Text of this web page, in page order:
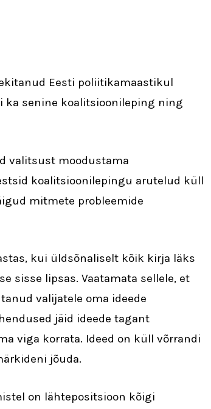
Eesti poliitikamaastikul
senine koalitsioonileping ning
valitsust moodustama
koalitsioonilepingu arutelud küll
mitmete probleemide
kui üldsõnaliselt kõik kirja läks
sisse lipsas. Vaatamata sellele, et
valijatele oma ideede
jäid ideede tagant
viga korrata. Ideed on küll võrrandi
jõuda.
on lähtepositsioon kõigi